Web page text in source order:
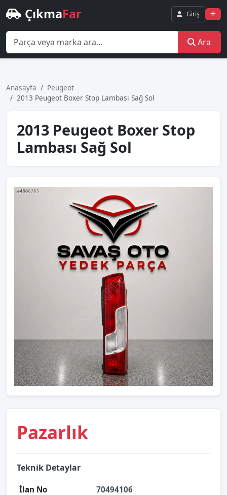
ÇıkmaFar Giriş
Ara
Anasayfa
Peugeot
2013 Peugeot Boxer Stop Lambası Sağ Sol
2013 Peugeot Boxer Stop
Lambası Sağ Sol
Pazarlık
Teknik Detaylar
İlan No 70494106